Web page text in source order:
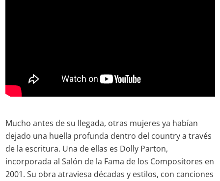
Mucho antes de su llegada, otras mujeres ya habían
dejado una huella profunda dentro del country a través
de la escritura. Una de ellas es Dolly Parton,
incorporada al Salón de la Fama de los Compositores en
2001. Su obra atraviesa décadas y estilos, con canciones